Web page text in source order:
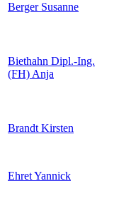
Berger Susanne
Biethahn Dipl.-Ing.
(FH) Anja
Brandt Kirsten
Ehret Yannick